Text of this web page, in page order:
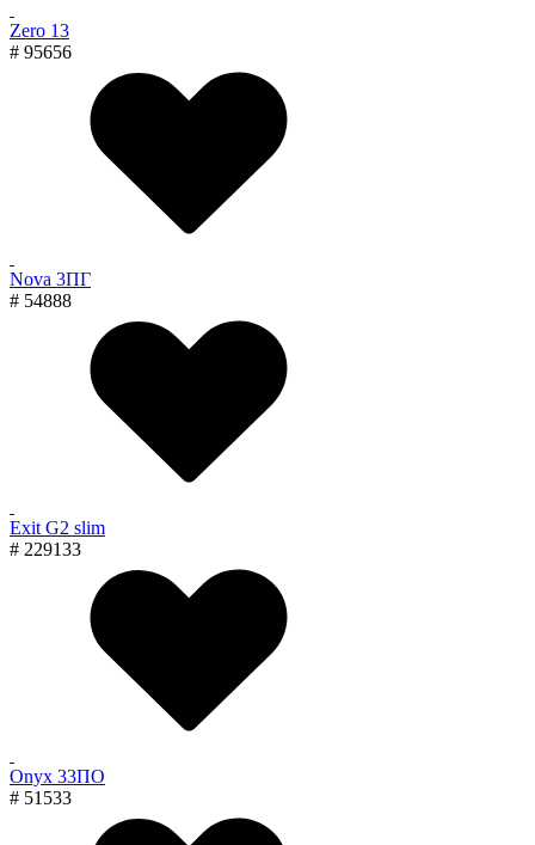
Zero 13
# 95656
Nova 3ПГ
# 54888
Exit G2 slim
# 229133
Onyx 33ПО
# 51533